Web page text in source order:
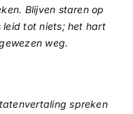
Blijven staren op
leid tot niets; het hart
weg.
spreken